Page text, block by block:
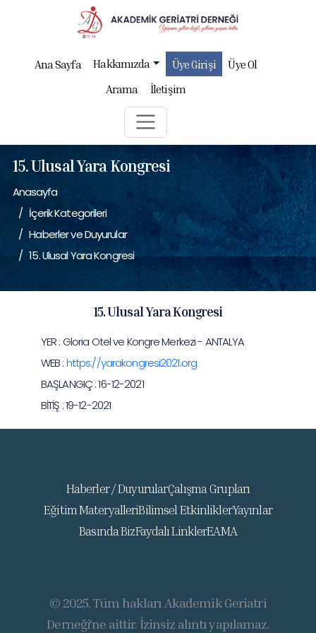
Ana Sayfa Hakkımızda Üye Girişi
Üye Ol
Arama
İletişim
15. Ulusal Yara Kongresi
Anasayfa
İçerik Kategorileri
Haberler ve Duyurular
15. Ulusal Yara Kongresi
15. Ulusal Yara Kongresi
YER : Gloria Otel ve Kongre Merkezi - ANTALYA
WEB :https://yarakongresi2021.org
BAŞLANGIÇ : 16-12-2021
BİTİŞ : 19-12-2021
Haberler / DuyurularÇalışma Grupları
Eğitim MateryalleriBilimsel EtkinliklerYayınlar
Basında BizFaydalı LinklerEAMA
© 2025. Tüm hakları Akademik Geriatri
Derneği'ne aittir. İzinsiz alıntı yapılamaz.